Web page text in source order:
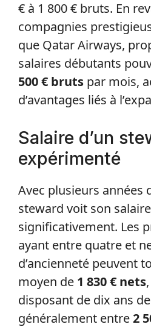
€ à 1 800 € bruts. En
compagnies
que Qatar Airways,
salaires débutants
500 € bruts par mois,
d’avantages liés à
Salaire d’un
expérimenté
Avec plusieurs années
steward voit son
significativement. Les
ayant entre quatre et
d’ancienneté peuvent
moyen de 1 830 € nets
disposant de dix ans
généralement entre2